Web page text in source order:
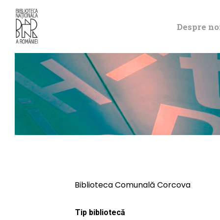
Despre
Biblioteca Comunală Corcova
Tip bibliotecă